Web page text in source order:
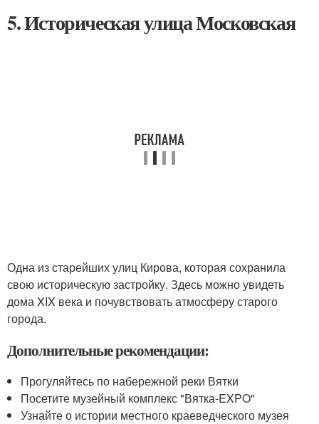
5. Историческая улица Московская
Одна из старейших улиц Кирова, которая сохранила
свою историческую застройку. Здесь можно увидеть
дома XIX века и почувствовать атмосферу старого
города.
Дополнительные рекомендации:
Прогуляйтесь по набережной реки Вятки
Посетите музейный комплекс "Вятка-EXPO"
Узнайте о истории местного краеведческого музея